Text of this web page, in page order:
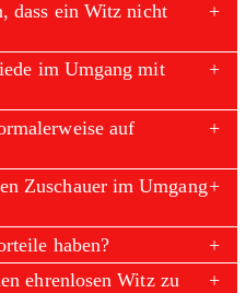
dass ein Witz nicht
im Umgang mit
auf
Zuschauer im Umgang
haben?
ehrenlosen Witz zu